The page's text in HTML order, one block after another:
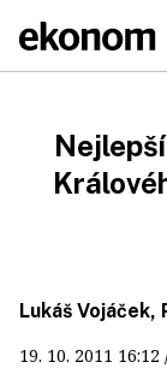
Lukáš
19. 10. 2011 16:12